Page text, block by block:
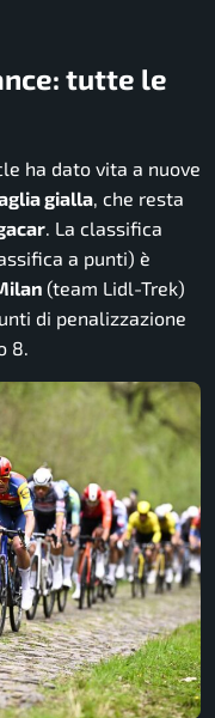
tutte le
ha dato vita a nuove
gialla , che resta
. La classifica
a punti) è
(team Lidl-Trek)
di penalizzazione
8.